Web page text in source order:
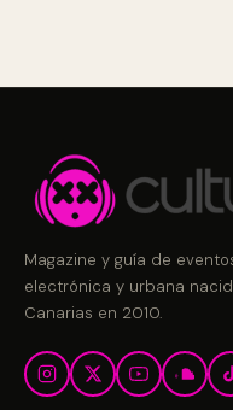
Magazine y guía de
electrónica y urbana
Canarias en 2010.